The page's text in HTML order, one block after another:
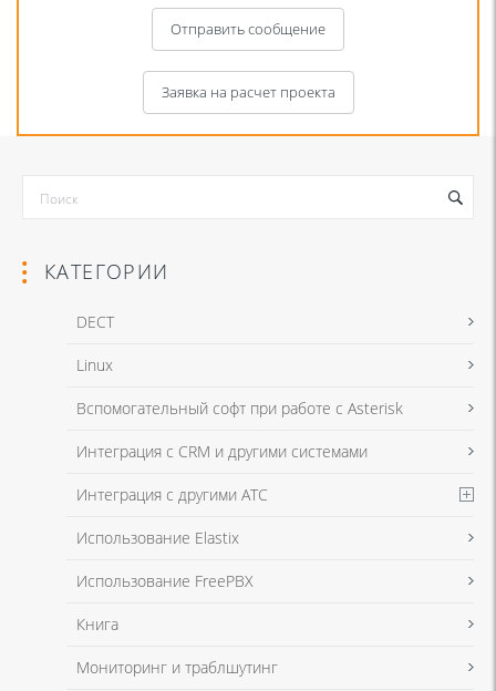
Отправить сообщение
Я даю согласие на обработку моих персональных данных для связи
в соответствии с Политикой в отношении обработки персональных
Заявка на расчет проекта
Я даю согласие на обработку моих персональных данных для связи
в соответствии с Политикой в отношении обработки персональных
КАТЕГОРИИ
DECT
Linux
Вспомогательный софт при работе с Asterisk
Интеграция с CRM и другими системами
Интеграция с другими АТС
Использование Elastix
Использование FreePBX
Книга
Мониторинг и траблшутинг